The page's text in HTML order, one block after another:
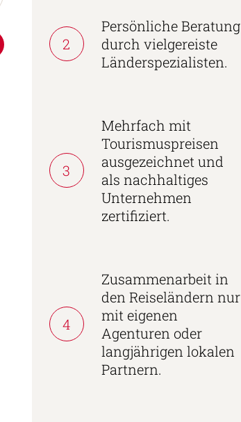
2
Persönliche Beratung
durch vielgereiste
Länderspezialisten.
3
Mehrfach mit
Tourismuspreisen
ausgezeichnet und
als nachhaltiges
Unternehmen
zertifiziert.
4
Zusammenarbeit in
den Reiseländern nur
mit eigenen
Agenturen oder
langjährigen lokalen
Partnern.